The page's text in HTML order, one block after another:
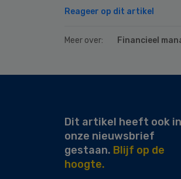
Reageer op dit artikel
Meer over: Financieel
Dit artikel heeft ook in
onze nieuwsbrief
gestaan. Blijf op de
hoogte.